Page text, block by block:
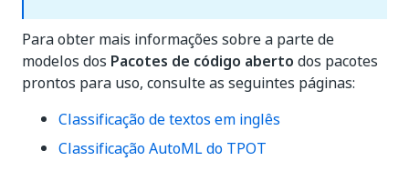
Para obter mais informações sobre a parte de
modelos dos Pacotes de código aberto dos pacotes
prontos para uso, consulte as seguintes páginas:
Classificação de textos em inglês
Classificação AutoML do TPOT